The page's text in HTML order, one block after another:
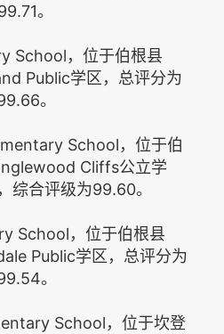
。
School，位于伯根县
Public学区，总评分为
。
School，位于伯
Cliffs公立学
综合评级为99.60。
School，位于伯根县
Public学区，总评分为
。
School，位于坎登